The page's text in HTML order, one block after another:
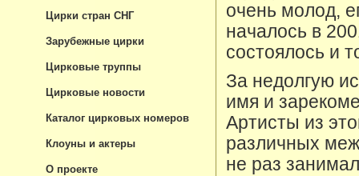
очень молод,
началось в
состоялось и
За недолгую
имя и
Артисты из
различных
не раз
Цирки стран СНГ
Зарубежные цирки
Цирковые труппы
Цирковые новости
Каталог цирковых номеров
Клоуны и актеры
О проекте